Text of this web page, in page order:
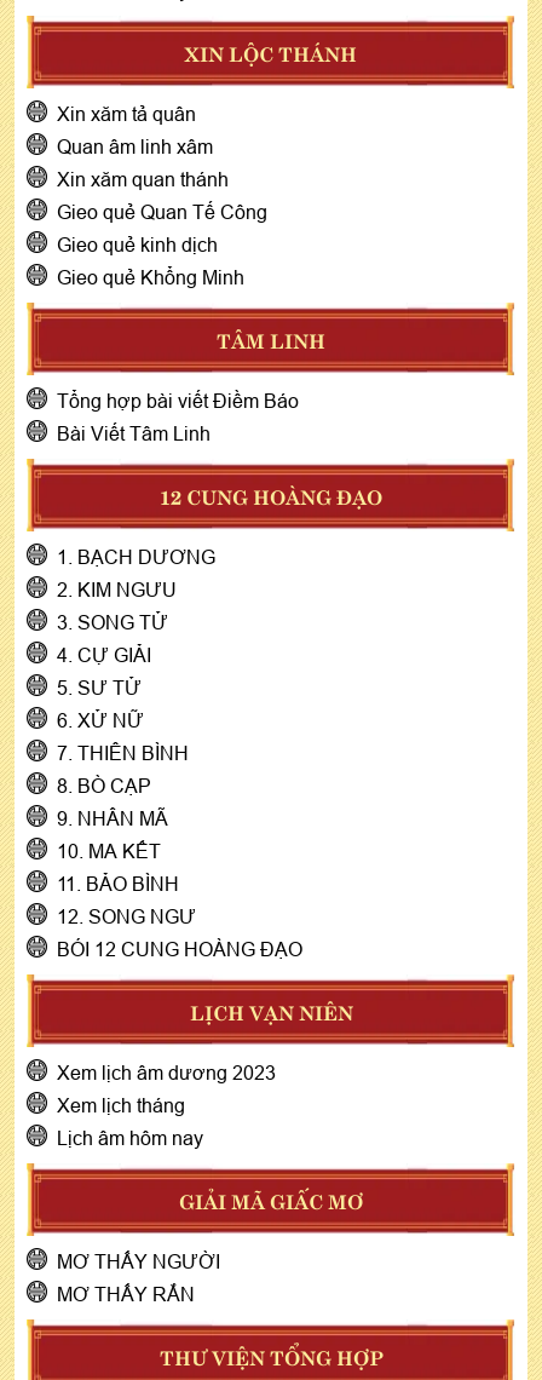
XIN LỘC THÁNH
Xin xăm tả quân
Quan âm linh xâm
Xin xăm quan thánh
Gieo quẻ Quan Tế Công
Gieo quẻ kinh dịch
Gieo quẻ Khổng Minh
TÂM LINH
Tổng hợp bài viết Điềm Báo
Bài Viết Tâm Linh
12 CUNG HOÀNG ĐẠO
1. BẠCH DƯƠNG
2. KIM NGƯU
3. SONG TỬ
4. CỰ GIẢI
5. SƯ TỬ
6. XỬ NỮ
7. THIÊN BÌNH
8. BÒ CẠP
9. NHÂN MÃ
10. MA KẾT
11. BẢO BÌNH
12. SONG NGƯ
BÓI 12 CUNG HOÀNG ĐẠO
LỊCH VẠN NIÊN
Xem lịch âm dương 2023
Xem lịch tháng
Lịch âm hôm nay
GIẢI MÃ GIẤC MƠ
MƠ THẤY NGƯỜI
MƠ THẤY RẮN
THƯ VIỆN TỔNG HỢP